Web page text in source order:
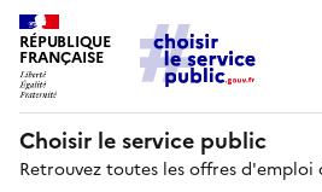
RÉPUBLIQUE
FRANÇAISE
Choisir le service public
Retrouvez toutes les offres